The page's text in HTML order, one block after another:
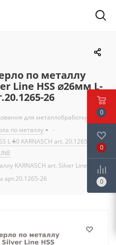
по металлу
Line HSS ⌀26мм L-
26
для металлобработки
по металлу
-
50 KARNASCH art. 20.1265 SILVER
KARNASCH art. Silver Line HSS
26
0
0
0